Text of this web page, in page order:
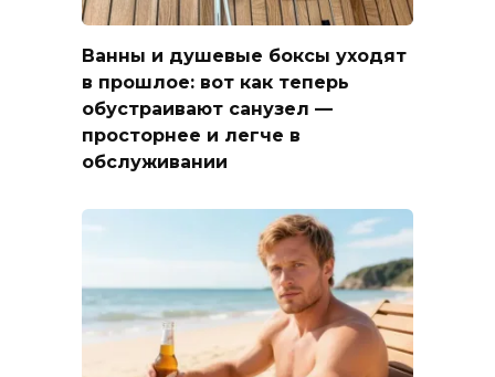
Ванны и душевые боксы уходят
в прошлое: вот как теперь
обустраивают санузел —
просторнее и легче в
обслуживании